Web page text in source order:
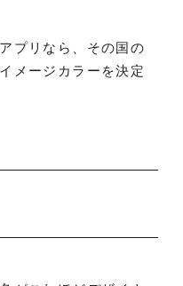
プリなら、その国の
メージカラーを決定